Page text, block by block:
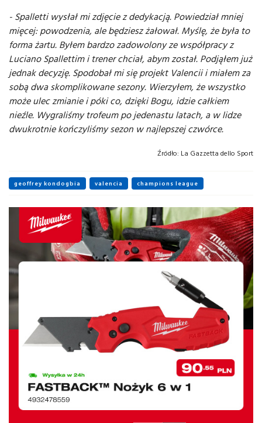
- Spalletti wysłał mi zdjęcie z dedykacją. Powiedział mniej
mięcej: powodzenia, ale będziesz żałował. Myślę, że była to
forma żartu. Byłem bardzo zadowolony ze współpracy z
Luciano Spallettim i trener chciał, abym został. Podjąłem już
jednak decyzję. Spodobał mi się projekt Valencii i miałem za
sobą dwa skomplikowane sezony. Wierzyłem, że wszystko
może ulec zmianie i póki co, dzięki Bogu, idzie całkiem
nieźle. Wygraliśmy trofeum po jedenastu latach, a w lidze
dwukrotnie kończyliśmy sezon w najlepszej czwórce.
Źródło: La Gazzetta dello Sport
geoffrey kondogbia valencia champions league